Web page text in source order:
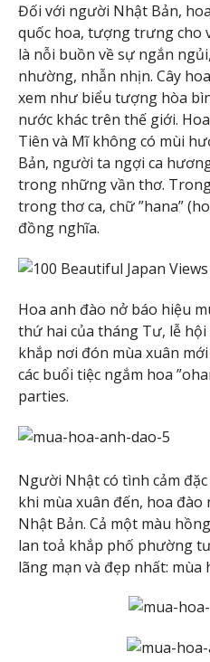
Đối với người Nhật Bản,
quốc hoa, tượng trưng cho
là nỗi buồn về sự ngắn
nhường, nhẫn nhịn. Cây
xem như biểu tượng hòa
nước khác trên thế giới.
Tiên và Mĩ không có mùi
Bản, người ta ngợi ca
trong những vần thơ.
trong thơ ca, chữ ”hana”
đồng nghĩa.
Hoa anh đào nở báo hiệu
thứ hai của tháng Tư, lễ
khắp nơi đón mùa xuân
các buổi tiệc ngắm hoa
parties.
Người Nhật có tình cảm
khi mùa xuân đến, hoa
Nhật Bản. Cả một màu
lan toả khắp phố phường
lãng mạn và đẹp nhất: mùa